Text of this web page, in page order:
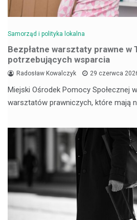
Samorząd i polityka lokalna
Bezpłatne warsztaty prawne w
potrzebujących wsparcia
Radosław Kowalczyk 29 czerwca
Miejski Ośrodek Pomocy Społecznej
warsztatów prawniczych, które mają